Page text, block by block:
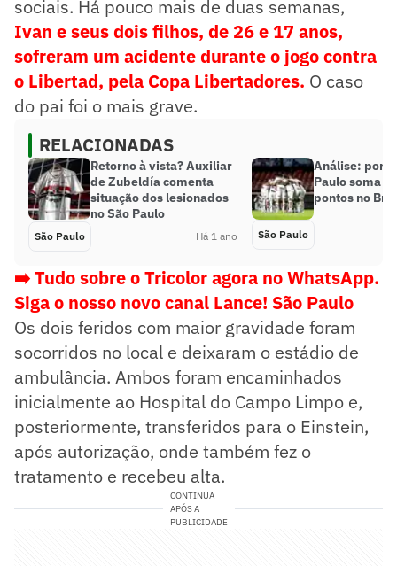
sociais. Há pouco mais de duas semanas,
Ivan e seus dois filhos, de 26 e 17 anos,
sofreram um acidente durante o jogo contra
o Libertad, pela Copa Libertadores. O caso
do pai foi o mais grave.
RELACIONADAS
Retorno à vista? Auxiliar
de Zubeldía comenta
situação dos lesionados
no São Paulo
São Paulo Há 1 ano
Análise: por
Paulo soma
pontos no
São Paulo
➡️ Tudo sobre o Tricolor agora no WhatsApp.
Siga o nosso novo canal Lance! São Paulo
Os dois feridos com maior gravidade foram
socorridos no local e deixaram o estádio de
ambulância. Ambos foram encaminhados
inicialmente ao Hospital do Campo Limpo e,
posteriormente, transferidos para o Einstein,
após autorização, onde também fez o
tratamento e recebeu alta.
CONTINUA
APÓS A
PUBLICIDADE